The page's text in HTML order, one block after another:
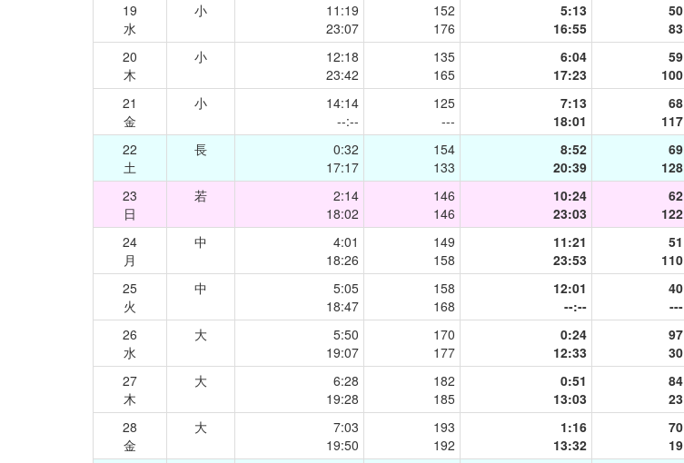
19
水
小
11:19
23:07
152
176
5:13
16:55
50
83
20
木
小
12:18
23:42
135
165
6:04
17:23
59
100
21
金
小
14:14
--:--
125
---
7:13
18:01
68
117
22
土
長
0:32
17:17
154
133
8:52
20:39
69
128
23
日
若
2:14
18:02
146
146
10:24
23:03
62
122
24
月
中
4:01
18:26
149
158
11:21
23:53
51
110
25
火
中
5:05
18:47
158
168
12:01
--:--
40
---
26
水
大
5:50
19:07
170
177
0:24
12:33
97
30
27
木
大
6:28
19:28
182
185
0:51
13:03
84
23
28
金
大
7:03
19:50
193
192
1:16
13:32
70
19